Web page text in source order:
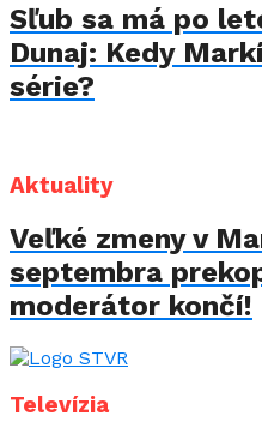
Sľub sa má po
Dunaj: Kedy
série?
Aktuality
Veľké zmeny v
septembra
moderátor končí!
Televízia